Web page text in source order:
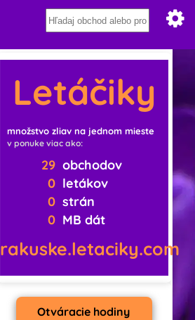
Letáčiky
množstvo zliav na jednom mieste
v ponuke viac ako:
29 obchodov
0 letákov
0 strán
0 MB dát
rakuske.letaciky.com
Otváracie hodiny